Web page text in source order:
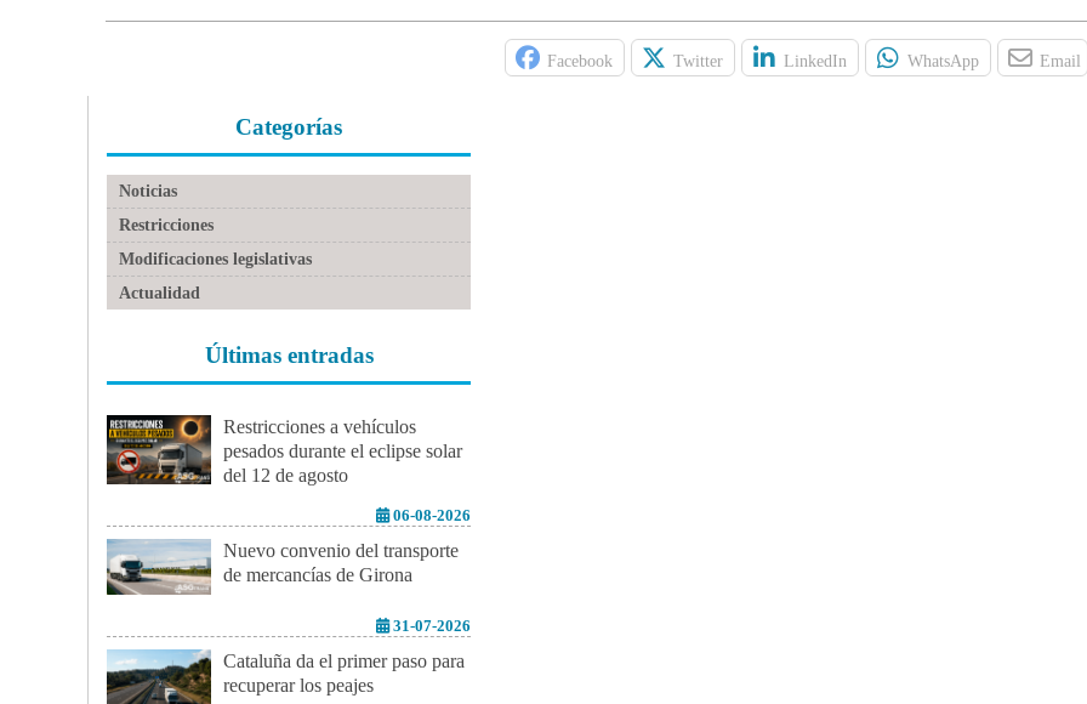
Facebook Twitter LinkedIn WhatsApp Email
Categorías
Noticias
Restricciones
Modificaciones legislativas
Actualidad
Últimas entradas
Restricciones a vehículos
pesados durante el eclipse solar
del 12 de agosto
06-08-2026
Nuevo convenio del transporte
de mercancías de Girona
31-07-2026
Cataluña da el primer paso para
recuperar los peajes